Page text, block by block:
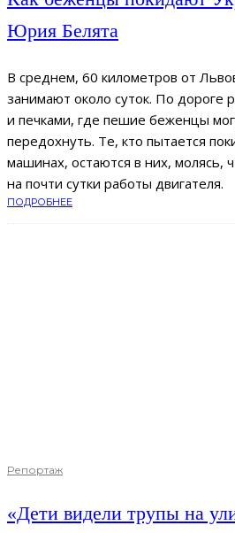
Юрия Белята
В среднем, 60 километров от
занимают около суток. По дороге
и печками, где пешие беженцы
передохнуть. Те, кто пытается
машинах, остаются в них, молясь,
на почти сутки работы двигателя.
ПОДРОБНЕЕ
Репортаж
«Дети видели трупы на